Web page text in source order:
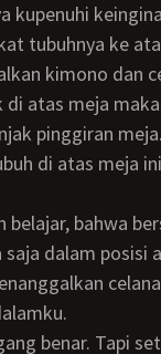
kupenuhi
tubuhnya ke
kimono dan
di atas meja
pinggiran meja.
dalam posisi